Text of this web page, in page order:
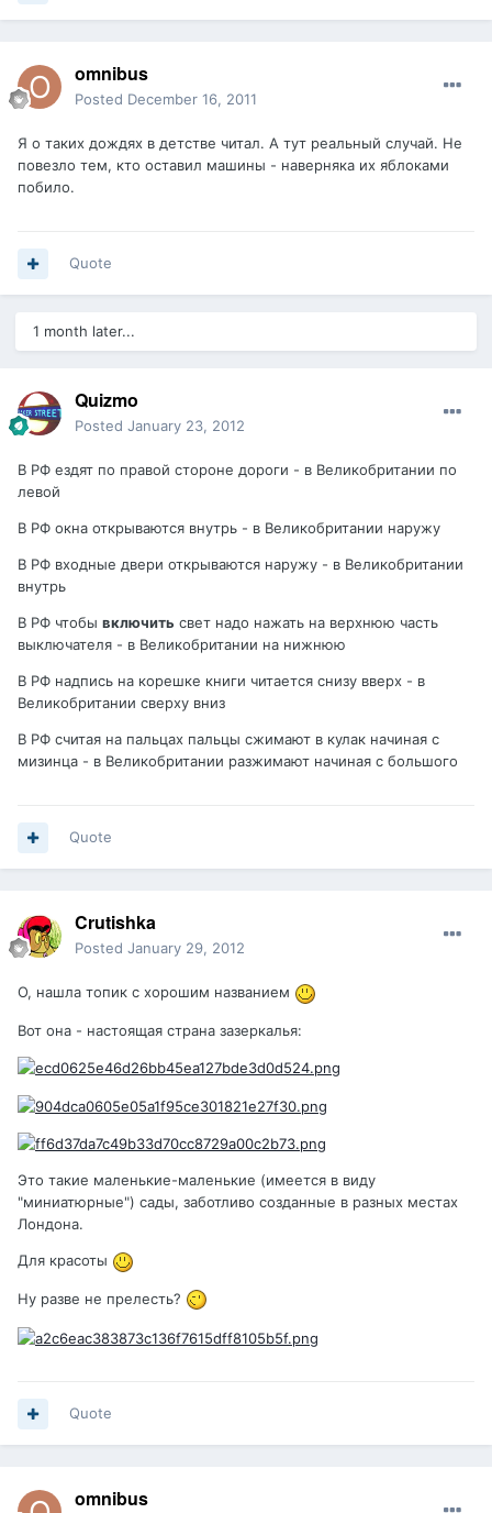
omnibus
Posted December 16, 2011
Я о таких дождях в детстве читал. А тут реальный случай. Не
повезло тем, кто оставил машины - наверняка их яблоками
побило.
Quote
1 month later...
Quizmo
Posted January 23, 2012
В РФ ездят по правой стороне дороги - в Великобритании по
левой
В РФ окна открываются внутрь - в Великобритании наружу
В РФ входные двери открываются наружу - в Великобритании
внутрь
В РФ чтобы включить свет надо нажать на верхнюю часть
выключателя - в Великобритании на нижнюю
В РФ надпись на корешке книги читается снизу вверх - в
Великобритании сверху вниз
В РФ считая на пальцах пальцы сжимают в кулак начиная с
мизинца - в Великобритании разжимают начиная с большого
Quote
Crutishka
Posted January 29, 2012
О, нашла топик c хорошим названием
Вот она - настоящая страна зазеркалья:
Это такие маленькие-маленькие (имеется в виду
"миниатюрные") сады, заботливо созданные в разных местах
Лондона.
Для красоты
Ну разве не прелесть?
Quote
omnibus